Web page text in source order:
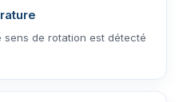
sens de rotation est détecté